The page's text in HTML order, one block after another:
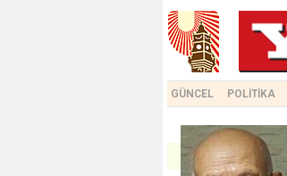
GÜNCEL POLİTİKA